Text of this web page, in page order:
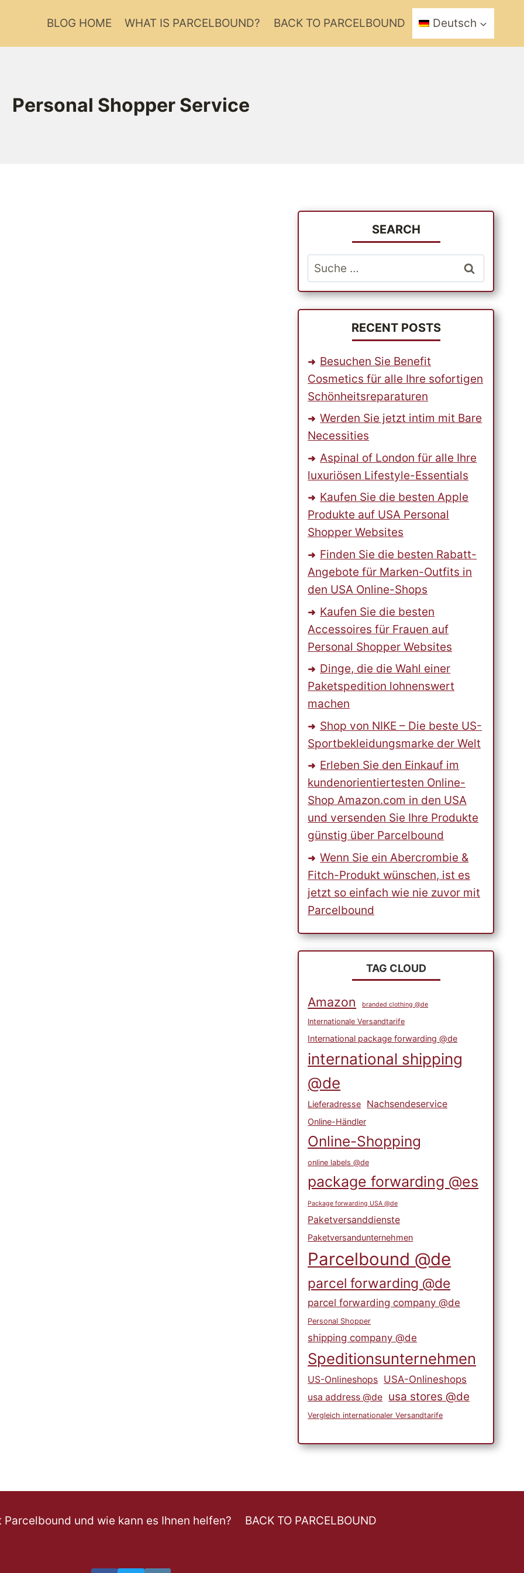
BLOG HOME WHAT IS PARCELBOUND? BACK TO PARCELBOUND Deutsch
Personal Shopper Service
SEARCH
Suche
nach:
RECENT POSTS
Besuchen Sie Benefit
Cosmetics für alle Ihre sofortigen
Schönheitsreparaturen
Werden Sie jetzt intim mit Bare
Necessities
Aspinal of London für alle Ihre
luxuriösen Lifestyle-Essentials
Kaufen Sie die besten Apple
Produkte auf USA Personal
Shopper Websites
Finden Sie die besten Rabatt-
Angebote für Marken-Outfits in
den USA Online-Shops
Kaufen Sie die besten
Accessoires für Frauen auf
Personal Shopper Websites
Dinge, die die Wahl einer
Paketspedition lohnenswert
machen
Shop von NIKE – Die beste US-
Sportbekleidungsmarke der Welt
Erleben Sie den Einkauf im
kundenorientiertesten Online-
Shop Amazon.com in den USA
und versenden Sie Ihre Produkte
günstig über Parcelbound
Wenn Sie ein Abercrombie &
Fitch-Produkt wünschen, ist es
jetzt so einfach wie nie zuvor mit
Parcelbound
TAG CLOUD
Amazon branded clothing @de
Internationale Versandtarife
International package forwarding @de
international shipping
@de
Lieferadresse Nachsendeservice
Online-Händler
Online-Shopping
online labels @de
package forwarding @es
Package forwarding USA @de
Paketversanddienste
Paketversandunternehmen
Parcelbound @de
parcel forwarding @de
parcel forwarding company @de
Personal Shopper
shipping company @de
Speditionsunternehmen
US-Onlineshops USA-Onlineshops
usa address @de usa stores @de
Vergleich internationaler Versandtarife
Parcelbound und wie kann es Ihnen helfen? BACK TO PARCELBOUND